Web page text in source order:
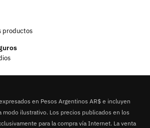
productos
en Pesos Argentinos AR$ e incluyen
modo ilustrativo. Los precios publicados en los
para la compra vía Internet. La venta